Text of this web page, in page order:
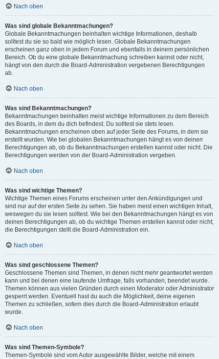
Nach oben
Was sind globale Bekanntmachungen?
Globale Bekanntmachungen beinhalten wichtige Informationen, deshalb
solltest du sie so bald wie möglich lesen. Globale Bekanntmachungen
erscheinen ganz oben in jedem Forum und ebenfalls in deinem persönlichen
Bereich. Ob du eine globale Bekanntmachung schreiben kannst oder nicht,
hängt von den durch die Board-Administration vergebenen Berechtigungen
ab.
Nach oben
Was sind Bekanntmachungen?
Bekanntmachungen beinhalten meist wichtige Informationen zu dem Bereich
des Boards, in dem du dich befindest. Du solltest sie stets lesen.
Bekanntmachungen erscheinen oben auf jeder Seite des Forums, in dem sie
erstellt wurden. Wie bei globalen Bekanntmachungen hängt es von deinen
Berechtigungen ab, ob du Bekanntmachungen erstellen kannst oder nicht. Die
Berechtigungen werden von der Board-Administration vergeben.
Nach oben
Was sind wichtige Themen?
Wichtige Themen eines Forums erscheinen unter den Ankündigungen und
sind nur auf der ersten Seite zu sehen. Sie haben meist einen wichtigen Inhalt,
weswegen du sie lesen solltest. Wie bei den Bekanntmachungen hängt es von
deinen Berechtigungen ab, ob du wichtige Themen erstellen kannst oder nicht;
die Berechtigungen stellt die Board-Administration ein.
Nach oben
Was sind geschlossene Themen?
Geschlossene Themen sind Themen, in denen nicht mehr geantwortet werden
kann und bei denen eine laufende Umfrage, falls vorhanden, beendet wurde.
Themen können aus vielen Gründen durch einen Moderator oder Administrator
gesperrt werden. Eventuell hast du auch die Möglichkeit, deine eigenen
Themen zu schließen, sofern dies durch die Board-Administration erlaubt
wurde.
Nach oben
Was sind Themen-Symbole?
Themen-Symbole sind vom Autor ausgewählte Bilder, welche mit einem